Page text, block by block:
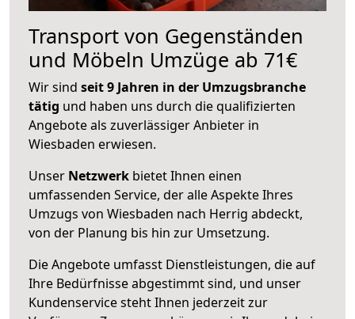
Transport von Gegenständen
und Möbeln Umzüge ab 71€
Wir sind seit 9 Jahren in der Umzugsbranche
tätig und haben uns durch die qualifizierten
Angebote als zuverlässiger Anbieter in
Wiesbaden erwiesen.
Unser Netzwerk bietet Ihnen einen
umfassenden Service, der alle Aspekte Ihres
Umzugs von Wiesbaden nach Herrig abdeckt,
von der Planung bis hin zur Umsetzung.
Die Angebote umfasst Dienstleistungen, die auf
Ihre Bedürfnisse abgestimmt sind, und unser
Kundenservice steht Ihnen jederzeit zur